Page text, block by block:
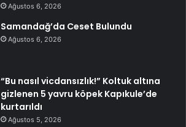
Ağustos 6, 2026
Samandağ’da Ceset Bulundu
Ağustos 6, 2026
“Bu nasıl vicdansızlık!” Koltuk altına
gizlenen 5 yavru köpek Kapıkule’de
kurtarıldı
Ağustos 5, 2026